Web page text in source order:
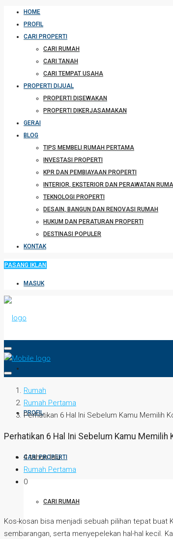
HOME
PROFIL
CARI PROPERTI
CARI RUMAH
CARI TANAH
CARI TEMPAT USAHA
PROPERTI DIJUAL
PROPERTI DISEWAKAN
PROPERTI DIKERJASAMAKAN
GERAI
BLOG
TIPS MEMBELI RUMAH PERTAMA
INVESTASI PROPERTI
KPR DAN PEMBIAYAAN PROPERTI
INTERIOR, EKSTERIOR DAN PERAWATAN
TEKNOLOGI PROPERTI
DESAIN, BANGUN DAN RENOVASI RUMAH
HUKUM DAN PERATURAN PROPERTI
DESTINASI POPULER
KONTAK
PASANG IKLAN
MASUK
PROFIL
CARI PROPERTI
CARI RUMAH
Rumah
Rumah Pertama
Perhatikan 6 Hal Ini Sebelum Kamu Memilih
Perhatikan 6 Hal Ini Sebelum Kamu Memilih
4 tahun lalu
Rumah Pertama
0
Kos-kosan bisa menjadi sebuah pilihan tepat buat
sembarangan, serta menyepelekan hal-hal kecil.